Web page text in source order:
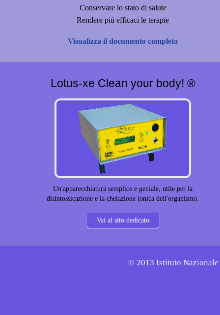
Conservare lo stato di salute
Rendere più efficaci le terapie
Visualizza il documento completo
Lotus-xe Clean your body! ®
Un'apparecchiatura semplice e geniale, utile per la
disintossicazione e la chelazione ionica dell'organismo.
Vai al sito dedicato
© 2013 Istituto